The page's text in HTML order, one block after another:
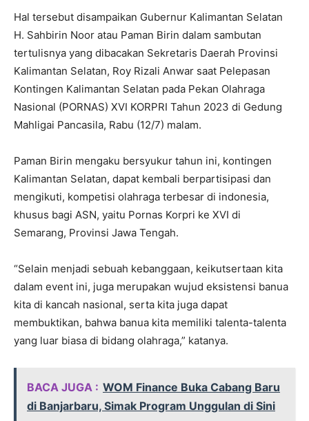
Hal tersebut disampaikan Gubernur Kalimantan Selatan
H. Sahbirin Noor atau Paman Birin dalam sambutan
tertulisnya yang dibacakan Sekretaris Daerah Provinsi
Kalimantan Selatan, Roy Rizali Anwar saat Pelepasan
Kontingen Kalimantan Selatan pada Pekan Olahraga
Nasional (PORNAS) XVI KORPRI Tahun 2023 di Gedung
Mahligai Pancasila, Rabu (12/7) malam.
Paman Birin mengaku bersyukur tahun ini, kontingen
Kalimantan Selatan, dapat kembali berpartisipasi dan
mengikuti, kompetisi olahraga terbesar di indonesia,
khusus bagi ASN, yaitu Pornas Korpri ke XVI di
Semarang, Provinsi Jawa Tengah.
“Selain menjadi sebuah kebanggaan, keikutsertaan kita
dalam event ini, juga merupakan wujud eksistensi banua
kita di kancah nasional, serta kita juga dapat
membuktikan, bahwa banua kita memiliki talenta-talenta
yang luar biasa di bidang olahraga,” katanya.
BACA JUGA : WOM Finance Buka Cabang Baru
di Banjarbaru, Simak Program Unggulan di Sini